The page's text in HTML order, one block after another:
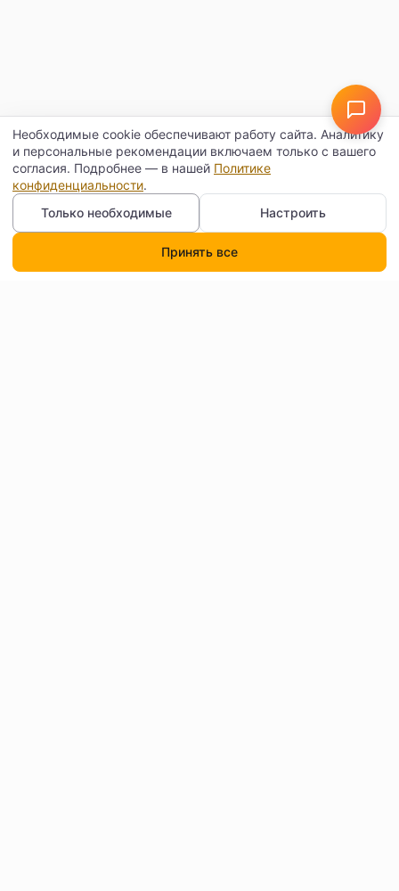
Необходимые cookie обеспечивают работу сайта. Аналитику
и персональные рекомендации включаем только с вашего
согласия. Подробнее — в нашей Политике
конфиденциальности.
Только необходимые
Настроить
Принять все